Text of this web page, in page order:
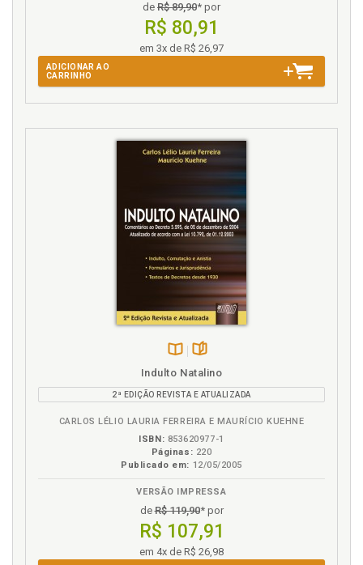
Figura. Lista de figuras, p. 13
Formas de abuso sexual infantil, p. 28
Introdução, p. 17
Lista de siglas, p. 15
Perfil das vítimas, p. 63
Perfil do abusador, p. 60
Políticas públicas e combate ao abuso sexual
Pornografia infantojuvenil, p. 47
Sigla. Lista de siglas, p. 15
de R$ 89,90* por
R$ 80,91
em 3x de R$ 26,97
ADICIONAR AO
CARRINHO
Disponível
B.V.
páginas
Indulto Natalino
2ª EDIÇÃO REVISTA E ATUALIZADA
CARLOS LÉLIO LAURIA FERREIRA E MAURÍCIO KUEHNE
ISBN: 853620977-1
Páginas: 220
Publicado em: 12/05/2005
VERSÃO IMPRESSA
deR$ 119,90* por
R$ 107,91
em 4x de R$ 26,98